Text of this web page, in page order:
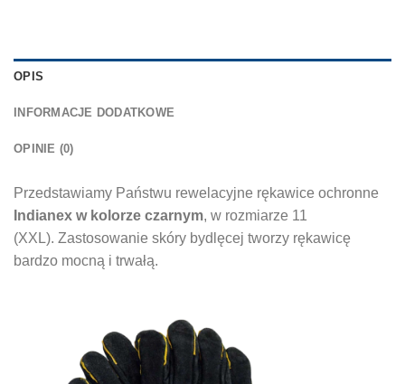
OPIS
INFORMACJE DODATKOWE
OPINIE (0)
Przedstawiamy Państwu rewelacyjne rękawice ochronne
Indianex w kolorze czarnym, w rozmiarze 11
(XXL). Zastosowanie skóry bydlęcej tworzy rękawicę
bardzo mocną i trwałą.